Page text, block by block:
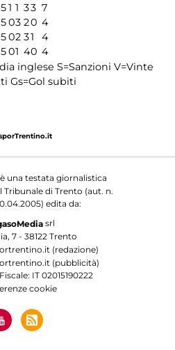
51 1 33 7
503 20 4
502 31
4
501 40 4
inglese S=Sanzioni V=Vinte
Gs=Gol subiti
una testata giornalistica
Tribunale di Trento (aut. n.
edita da:
srl
7 - 38122 Trento
(redazione)
(pubblicità)
IT 02015190222
cookie